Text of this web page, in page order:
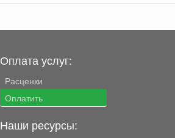
Оплата услуг:
Расценки
Оплатить
Наши ресурсы: